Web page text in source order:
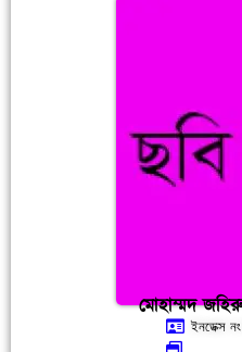
মোহাম্মদ
ইনডেক্স